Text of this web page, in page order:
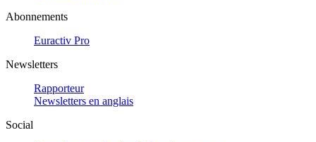
Abonnements
Euractiv Pro
Newsletters
Rapporteur
Newsletters en anglais
Social